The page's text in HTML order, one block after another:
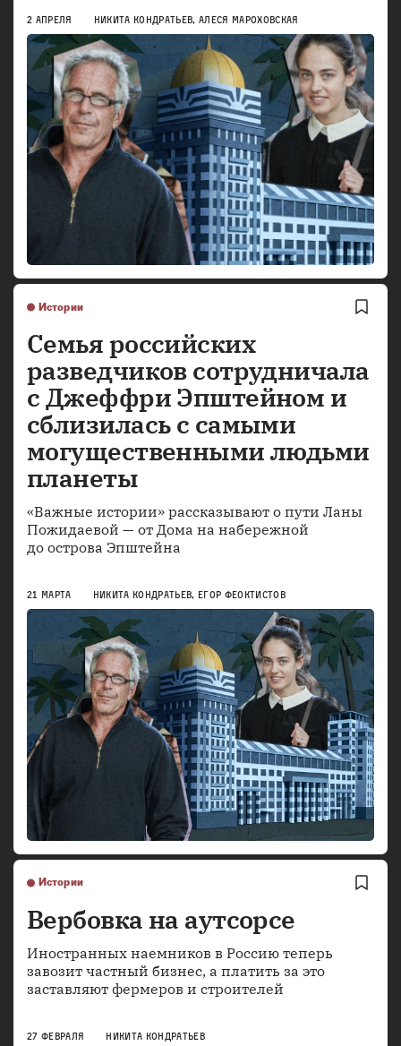
2 АПРЕЛЯ НИКИТА КОНДРАТЬЕВ,АЛЕСЯ МАРОХОВСКАЯ
Истории
Семья российских
разведчиков сотрудничала
с Джеффри Эпштейном и
сблизилась с самыми
могущественными людьми
планеты
«Важные истории» рассказывают о пути Ланы
Пожидаевой — от Дома на набережной
21 МАРТА НИКИТА КОНДРАТЬЕВ, ЕГОР ФЕОКТИСТОВ
Истории
Вербовка на аутсорсе
Иностранных наемников в Россию теперь
завозит частный бизнес, а платить за это
заставляют фермеров и строителей
27 ФЕВРАЛЯ НИКИТА КОНДРАТЬЕВ